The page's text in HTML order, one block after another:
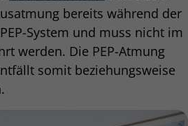
bereits während der
System und muss nicht im
werden. Die PEP-Atmung
somit beziehungsweise